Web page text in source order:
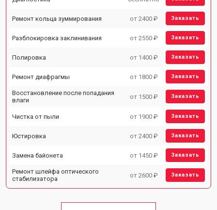
Ремонт кольца зуммирования от 2400 ₽ Заказать
Разблокировка заклинивания от 2550 ₽ Заказать
Полировка от 1400 ₽ Заказать
Ремонт диафрагмы от 1800 ₽ Заказать
Восстановление после попадания
влаги
от 1500 ₽ Заказать
Чистка от пыли от 1900 ₽ Заказать
Юстировка от 2400 ₽ Заказать
Замена байонета от 1450 ₽ Заказать
Ремонт шлейфа оптического
стабилизатора
от 2600 ₽ Заказать